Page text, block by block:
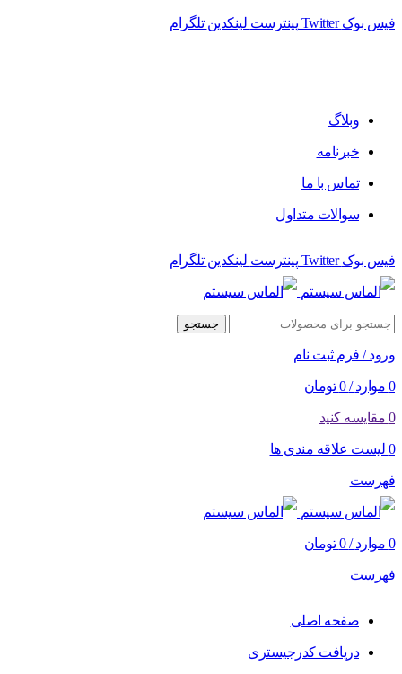
فیس بوک Twitter پینترست لینکدین تلگرام
وبلاگ
خبرنامه
تماس با ما
سوالات متداول
فیس بوک Twitter پینترست لینکدین تلگرام
جستجو
ورود / فرم ثبت نام
0 موارد /
0 تومان
0 مقایسه کنید
0 لیست علاقه مندی ها
فهرست
0 موارد /
0 تومان
فهرست
صفحه اصلی
دریافت کدرجیستری